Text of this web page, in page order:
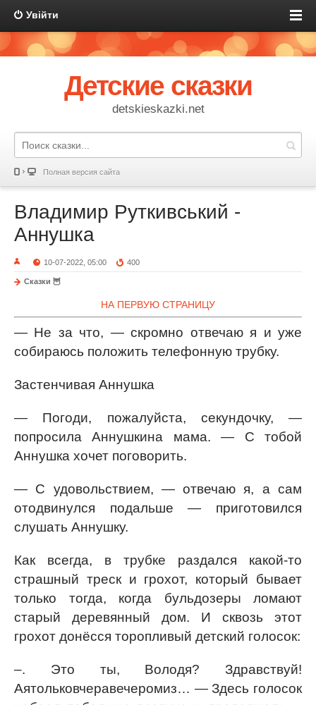
Увійти
Детские сказки
detskieskazki.net
Полная версия сайта
Владимир Руткивський -
Аннушка
10-07-2022, 05:00 400
Сказки 🦉
НА ПЕРВУЮ СТРАНИЦУ
— Не за что, — скромно отвечаю я и уже
собираюсь положить телефонную трубку.
Застенчивая Аннушка
— Погоди, пожалуйста, секундочку, —
попросила Аннушкина мама. — С тобой
Аннушка хочет поговорить.
— С удовольствием, — отвечаю я, а сам
отодвинулся подальше — приготовился
слушать Аннушку.
Как всегда, в трубке раздался какой-то
страшный треск и грохот, который бывает
только тогда, когда бульдозеры ломают
старый деревянный дом. И сквозь этот
грохот донёсся торопливый детский голосок:
–. Это ты, Володя? Здравствуй!
Аятольковчеравечеромиз… — Здесь голосок